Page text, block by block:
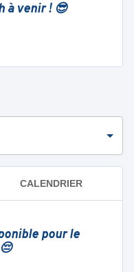
à venir ! 😎
CALENDRIER
pour le